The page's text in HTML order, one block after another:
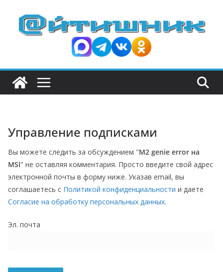
Управление подписками
Вы можете следить за обсуждением "M2 genie error на
MSI" не оставляя комментария. Просто введите свой адрес
электронной почты в форму ниже. Указав email, вы
соглашаетесь с Политикой конфиденциальности и даете
Согласие на обработку персональных данных.
Эл. почта